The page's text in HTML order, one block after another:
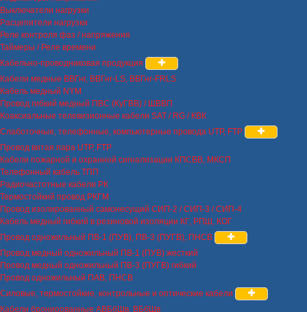
Выключатели нагрузки
Расцепители нагрузки
Реле контроля фаз / напряжения
Таймеры / Реле времени
Кабельно-проводниковая продукция
Кабели медные ВВГнг, ВВГнг-LS, ВВГнг-FRLS
Кабель медный NYM
Провод гибкий медный ПВС (КуГВВ) / ШВВП
Коаксиальные телевизионные кабели SAT / RG / КВК
Слаботочные, телефонные, компьютерные провода UTP, FTP
Провод витая пара UTP, FTP
Кабели пожарной и охранной сигнализации КПСВВ, МКСП
Телефонный кабель ТПП
Радиочастотные кабели РК
Термостойкий провод РКГМ
Провод изолированный самонесущий СИП-2 / СИП-3 / СИП-4
Кабель медный гибкий в резиновой изоляции КГ, РПШ, КОГ
Провод одножильный ПВ-1 (ПУВ), ПВ-3 (ПУГВ), ПНСВ
Провод медный одножильный ПВ-1 (ПУВ) жесткий
Провод медный одножильный ПВ-3 (ПУГВ) гибкий
Провод одножильный ПАВ, ПНСВ
Силовые, термостойкие, контрольные и оптические кабели
Кабели бронированные АВБбШв, ВБбШв